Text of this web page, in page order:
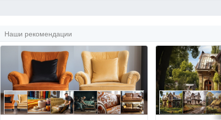
Наши рекомендации